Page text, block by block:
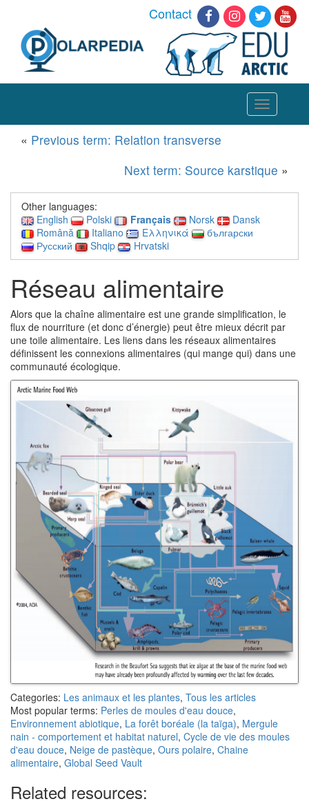
Contact
Toggle
navigation
« Previous term: Relation transverse
Next term: Source karstique »
Other languages:
English
Polski Français Norsk
Dansk
Română
Italiano Ελληνικά
български
Русский
Shqip Hrvatski
Réseau alimentaire
Alors que la chaîne alimentaire est une grande simplification, le
flux de nourriture (et donc d’énergie) peut être mieux décrit par
une toile alimentaire. Les liens dans les réseaux alimentaires
définissent les connexions alimentaires (qui mange qui) dans une
communauté écologique.
Categories: Les animaux et les plantes, Tous les articles
Most popular terms: Perles de moules d'eau douce,
Environnement abiotique, La forêt boréale (la taïga), Mergule
nain - comportement et habitat naturel, Cycle de vie des moules
d'eau douce, Neige de pastèque, Ours polaire, Chaine
alimentaire, Global Seed Vault
Related resources: